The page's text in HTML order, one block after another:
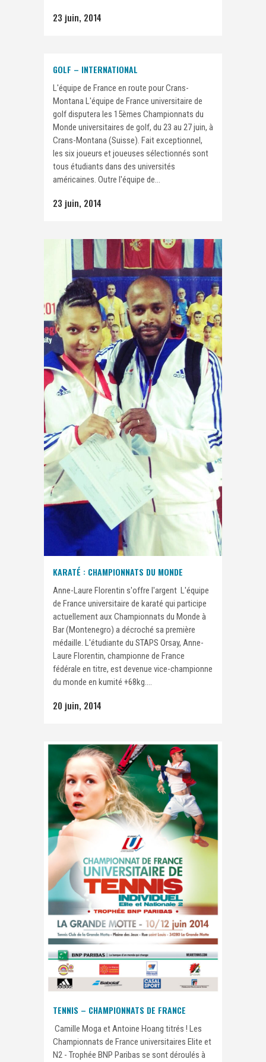
23 juin, 2014
GOLF – INTERNATIONAL
L'équipe de France en route pour Crans-
Montana L'équipe de France universitaire de
golf disputera les 15èmes Championnats du
Monde universitaires de golf, du 23 au 27 juin, à
Crans-Montana (Suisse). Fait exceptionnel,
les six joueurs et joueuses sélectionnés sont
tous étudiants dans des universités
américaines. Outre l'équipe de...
23 juin, 2014
KARATÉ : CHAMPIONNATS DU MONDE
Anne-Laure Florentin s'offre l'argent L'équipe
de France universitaire de karaté qui participe
actuellement aux Championnats du Monde à
Bar (Montenegro) a décroché sa première
médaille. L'étudiante du STAPS Orsay, Anne-
Laure Florentin, championne de France
fédérale en titre, est devenue vice-championne
du monde en kumité +68kg....
20 juin, 2014
TENNIS – CHAMPIONNATS DE FRANCE
Camille Moga et Antoine Hoang titrés ! Les
Championnats de France universitaires Elite et
N2 - Trophée BNP Paribas se sont déroulés à